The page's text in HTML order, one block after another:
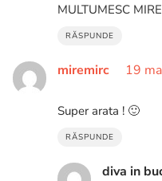
MULTUMESC
RĂSPUNDE
miremirc 19
Super arata ! 🙂
RĂSPUNDE
diva in